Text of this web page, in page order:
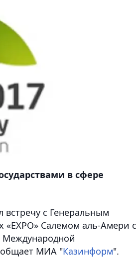
в сфере
с Генеральным
«ЕХРО» Салемом аль-Амери с
Международной
МИА "Казинформ".